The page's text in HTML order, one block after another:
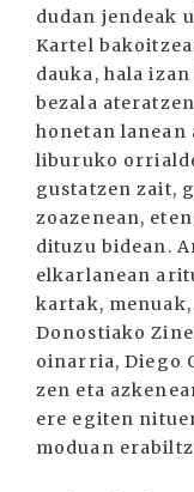
dudan jendeak
Kartel
dauka, hala
bezala
honetan lanean
liburuko
gustatzen zait,
zoazenean,
dituzu bidean.
elkarlanean
kartak,
Donostiako
oinarria, Diego
zen eta
ere egiten
moduan